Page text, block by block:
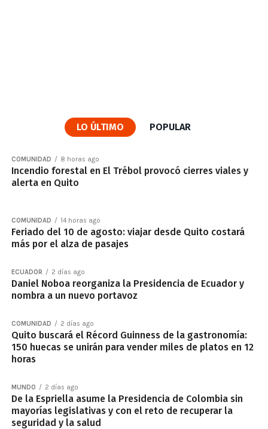
LO ÚLTIMO POPULAR
COMUNIDAD 8 horas ago
Incendio forestal en El Trébol provocó cierres viales y
alerta en Quito
COMUNIDAD 14 horas ago
Feriado del 10 de agosto: viajar desde Quito costará
más por el alza de pasajes
ECUADOR 2 días ago
Daniel Noboa reorganiza la Presidencia de Ecuador y
nombra a un nuevo portavoz
COMUNIDAD 2 días ago
Quito buscará el Récord Guinness de la gastronomía:
150 huecas se unirán para vender miles de platos en 12
horas
MUNDO 2 días ago
De la Espriella asume la Presidencia de Colombia sin
mayorías legislativas y con el reto de recuperar la
seguridad y la salud